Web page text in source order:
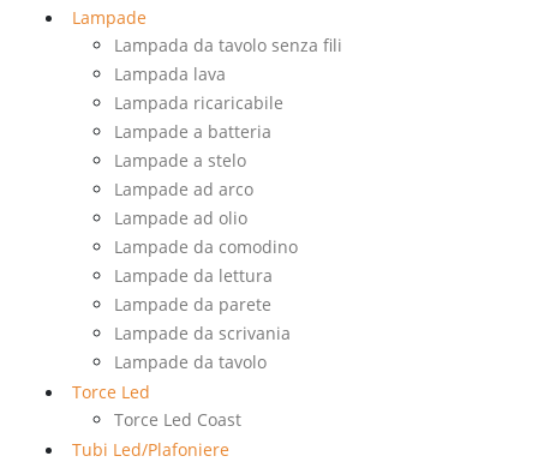
Lampade
Lampada da tavolo senza fili
Lampada lava
Lampada ricaricabile
Lampade a batteria
Lampade a stelo
Lampade ad arco
Lampade ad olio
Lampade da comodino
Lampade da lettura
Lampade da parete
Lampade da scrivania
Lampade da tavolo
Torce Led
Torce Led Coast
Tubi Led/Plafoniere